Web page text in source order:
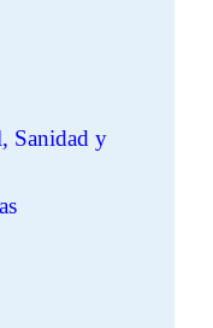
Sanidad y